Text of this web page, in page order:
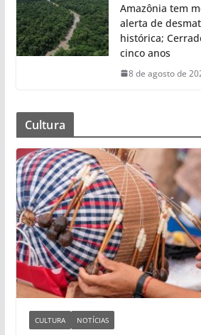
Amazônia tem
alerta de
histórica;
cinco anos
8 de agosto de
Cultura
CULTURA NOTÍCIAS